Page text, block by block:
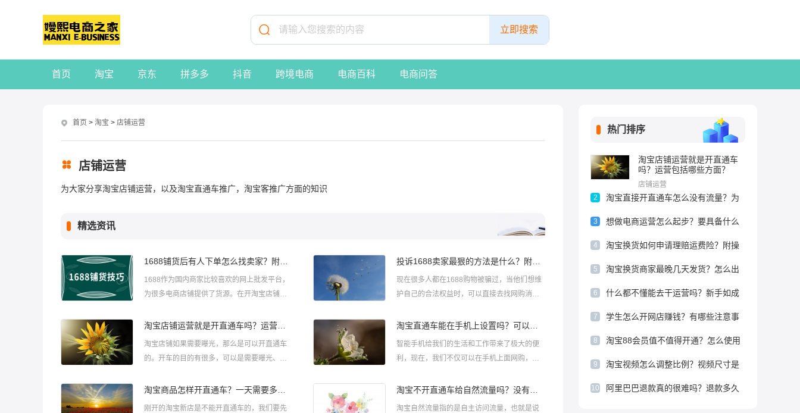
首页 淘宝 京东 拼多多 抖音 跨境电商 电商百科 电商问答
首页 > 淘宝 > 店铺运营
店铺运营
为大家分享淘宝店铺运营，以及淘宝直通车推广，淘宝客推广方面的知识
精选资讯
​1688作为国内商家比较喜欢的网上批发平台，
为很多电商店铺提供了货源。在开淘宝店铺的
自己店铺里...
​现在很多人都在1688购物被骗过，当他们想维
护自己的合法权益时，可以直接去找网购消费
些?投诉1...
淘宝店铺如果需要曝光，那么是可以开直通车
的。开车的目的有很多，可以是需要曝光、可
铺运营就是开直通车吗...
智能手机给我们的生活和工作带来了极大的便
利，现在，我们不仅可以在手机上面网购，还
上，也可以管理店铺。...
刚开的淘宝新店是不能开直通车的，我们要先
淘宝自然流量指的是自主访问流量，也就是说
热门排序
淘宝店铺运营就是开直通车
吗？运营包括哪些方面？
店铺运营
2
淘宝直接开直通车怎么没有流量？为
何没有点击？
3
想做电商运营怎么起步？要具备什么
条件？
4
淘宝换货如何申请理赔运费险？附操
作流程
5
淘宝换货商家最晚几天发货？怎么出
运费？
6
什么都不懂能去干运营吗？新手如成
长起来？
7
学生怎么开网店赚钱？有哪些注意事
项？
8
淘宝88会员值不值得开通？怎么使用
最划算？
9
淘宝视频怎么调整比例？视频尺寸是
10
阿里巴巴退款真的很难吗？退款多久